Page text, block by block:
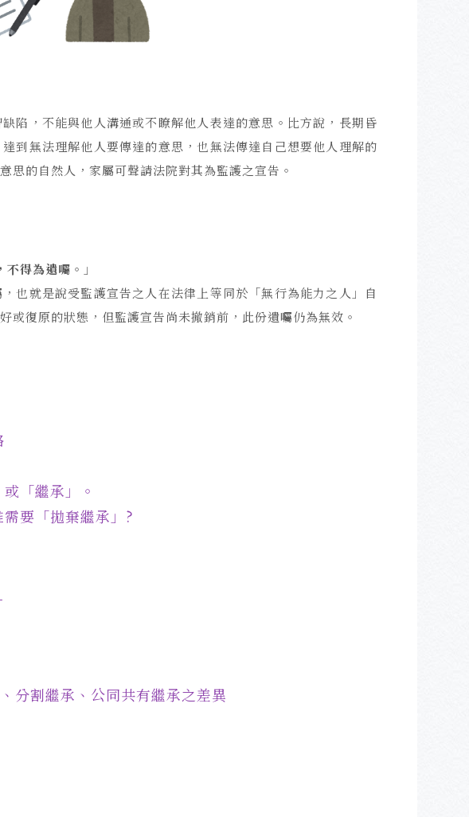
陷，不能與他人溝通或不瞭解他人表達的意思。比方說，長期昏
到無法理解他人要傳達的意思，也無法傳達自己想要他人理解的
思的自然人，家屬可聲請法院對其為監護之宣告。
不得為遺囑。 」
也就是說受監護宣告之人在法律上等同於「無行為能力之人」自
或復原的狀態，但監護宣告尚未撤銷前，此份遺囑仍為無效。
「繼承」。
要「拋棄繼承」?
分割繼承、公同共有繼承之差異